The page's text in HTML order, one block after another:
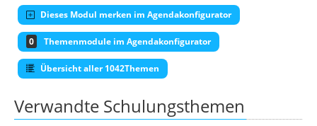
Dieses Modul merken im Agendakonfigurator
0 Themenmodule im Agendakonfigurator
Übersicht aller 1042Themen
Verwandte Schulungsthemen